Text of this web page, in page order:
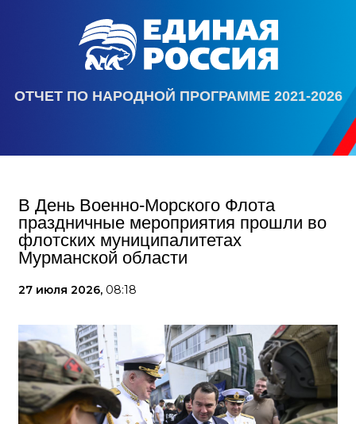
ОТЧЕТ ПО НАРОДНОЙ ПРОГРАММЕ 2021-2026
В День Военно-Морского Флота
праздничные мероприятия прошли во
флотских муниципалитетах
Мурманской области
27 июля 2026, 08:18